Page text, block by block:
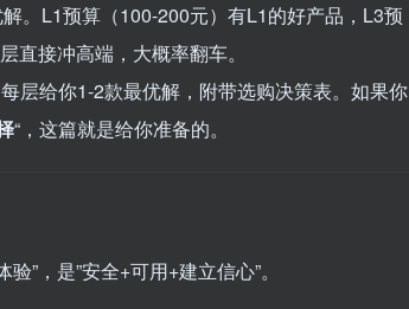
。L1预算（100-200元）有L1的好产品，L3预
接冲高端，大概率翻车。
层给你1-2款最优解，附带选购决策表。如果你
“，这篇就是给你准备的。
”，是”安全+可用+建立信心”。